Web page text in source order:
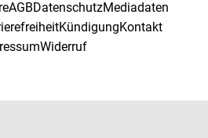
AGBDatenschutzMediadaten
KündigungKontakt
Widerruf